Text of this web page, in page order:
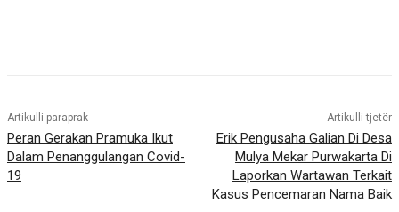
Artikulli paraprak
Peran Gerakan Pramuka Ikut
Dalam Penanggulangan Covid-
19
Artikulli tjetër
Erik Pengusaha Galian Di Desa
Mulya Mekar Purwakarta Di
Laporkan Wartawan Terkait
Kasus Pencemaran Nama Baik